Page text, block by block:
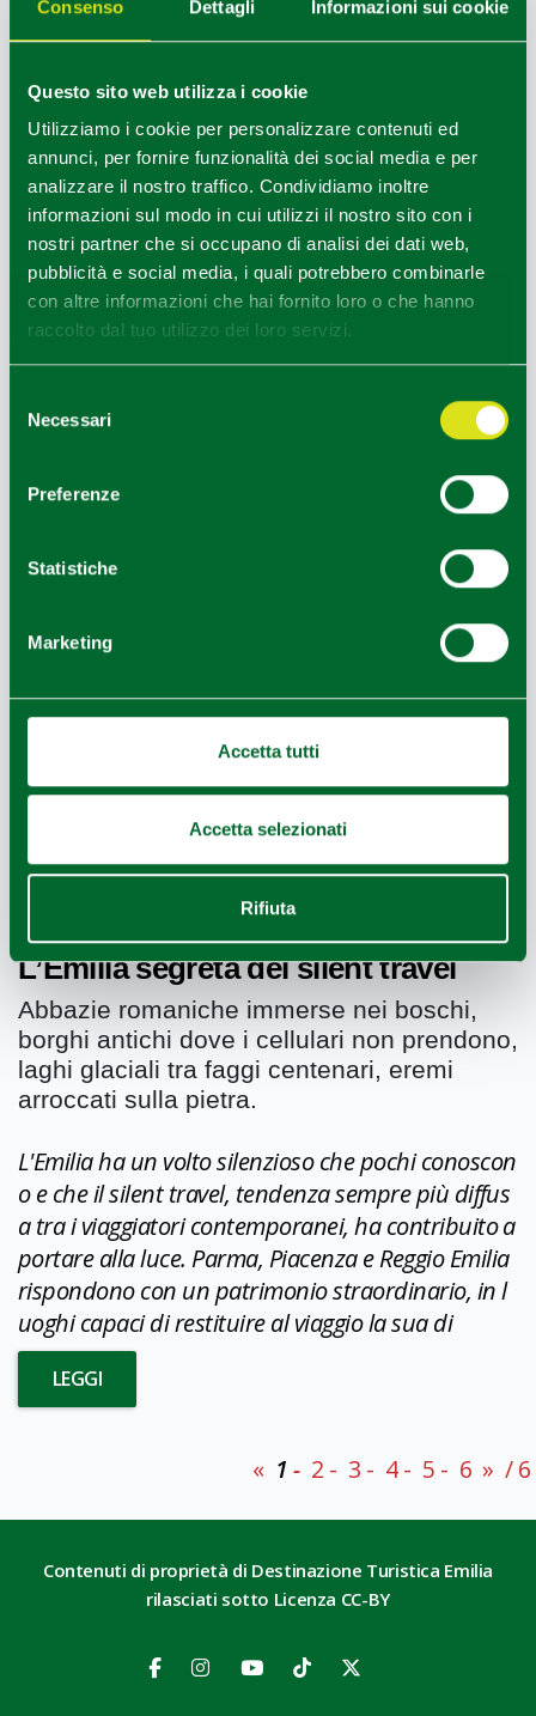
Consenso Dettagli Informazioni sui cookie
Questo sito web utilizza i cookie
Utilizziamo i cookie per personalizzare contenuti ed
annunci, per fornire funzionalità dei social media e per
analizzare il nostro traffico. Condividiamo inoltre
informazioni sul modo in cui utilizzi il nostro sito con i
nostri partner che si occupano di analisi dei dati web,
pubblicità e social media, i quali potrebbero combinarle
con altre informazioni che hai fornito loro o che hanno
raccolto dal tuo utilizzo dei loro servizi.
delNecessari
Preferenze
Statistiche
Marketing
Accetta tutti
Accetta selezionati
Rifiuta
Vacanze Emiliane
Agosto in Emilia è un invito a rallentare e a
lasciarsi sorprendere dalla bellezza.
Che stiate cercando il fresco rigenerante dei senti
eri appenninici, la magia di un tramonto dorato tr
a i filari o il fascino senza tempo di un castello me
dievale, Piacenza, Parma e Reggio Emilia si...
LEGGI
L’Emilia segreta del silent travel
Abbazie romaniche immerse nei boschi,
borghi antichi dove i cellulari non prendono,
laghi glaciali tra faggi centenari, eremi
arroccati sulla pietra.
L'Emilia ha un volto silenzioso che pochi conoscon
o e che il silent travel, tendenza sempre più diffus
a tra i viaggiatori contemporanei, ha contribuito a
portare alla luce. Parma, Piacenza e Reggio Emilia
rispondono con un patrimonio straordinario, in l
uoghi capaci di restituire al viaggio la sua di
LEGGI
« 1 2 3 4 5 6 » / 6
Contenuti di proprietà di Destinazione Turistica Emilia
rilasciati sotto Licenza CC-BY